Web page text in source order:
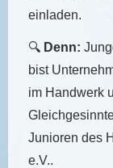
einladen.
🔍 Denn:
bist
im Handwerk
Junioren des
e.V..